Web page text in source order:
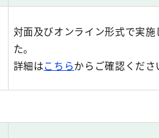
対面及びオンライン形式で実施
た。
詳細はこちらからご確認くださ